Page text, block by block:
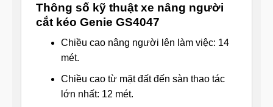
Thông số kỹ thuật xe nâng người
cắt kéo Genie GS4047
Chiều cao nâng người lên làm việc: 14
mét.
Chiều cao từ mặt đất đến sàn thao tác
lớn nhất: 12 mét.